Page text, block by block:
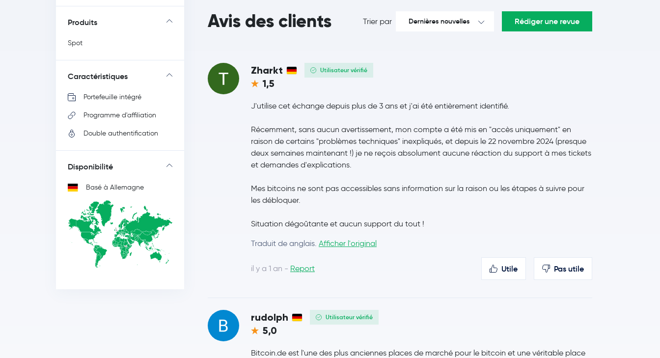
Produits
Spot
Caractéristiques
Portefeuille intégré
Programme d'affiliation
Double authentification
Disponibilité
Basé à Allemagne
Avis des clients Trier par Dernières nouvelles Rédiger une revue
Zharkt Utilisateur vérifié
1,5
J'utilise cet échange depuis plus de 3 ans et j'ai été entièrement identifié.
Récemment, sans aucun avertissement, mon compte a été mis en "accès uniquement" en
raison de certains "problèmes techniques" inexpliqués, et depuis le 22 novembre 2024 (presque
deux semaines maintenant !) je ne reçois absolument aucune réaction du support à mes tickets
et demandes d'explications.
Mes bitcoins ne sont pas accessibles sans information sur la raison ou les étapes à suivre pour
les débloquer.
Situation dégoûtante et aucun support du tout !
Traduit de anglais. Afficher l'original
il y a 1 an - Report Utile Pas utile
rudolph Utilisateur vérifié
5,0
Bitcoin.de est l'une des plus anciennes places de marché pour le bitcoin et une véritable place